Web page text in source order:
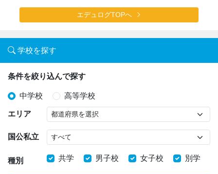
エデュログTOPへ
学校を探す
条件を絞り込んで探す
中学校 高等学校
エリア
国公私立
種別 共学 男子校 女子校 別学